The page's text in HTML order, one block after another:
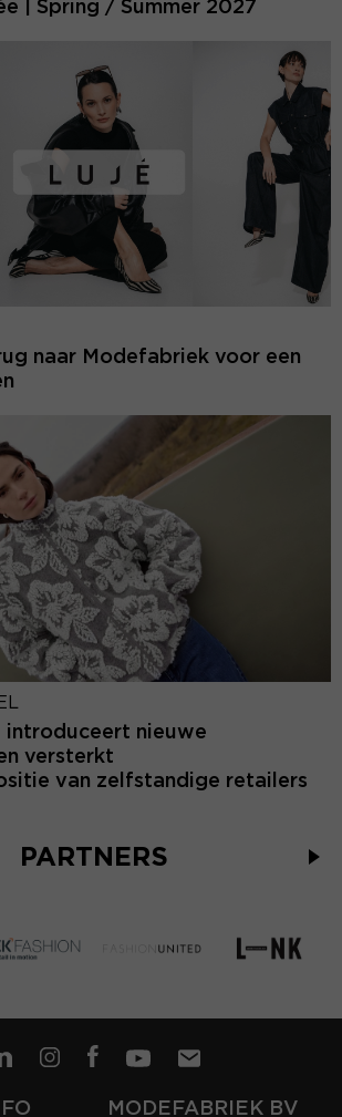
| Spring / Summer 2027
naar Modefabriek voor een
introduceert nieuwe
versterkt
van zelfstandige retailers
PARTNERS
MODEFABRIEK BV